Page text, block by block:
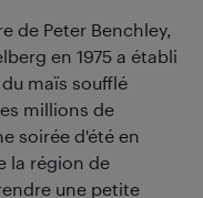
de Peter Benchley,
en 1975 a établi
maïs soufflé
millions de
soirée d'été en
la région de
une petite